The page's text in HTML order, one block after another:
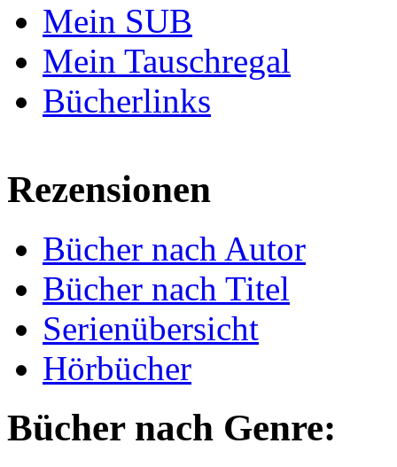
Mein SUB
Mein Tauschregal
Bücherlinks
Rezensionen
Bücher nach Autor
Bücher nach Titel
Serienübersicht
Hörbücher
Bücher nach Genre: